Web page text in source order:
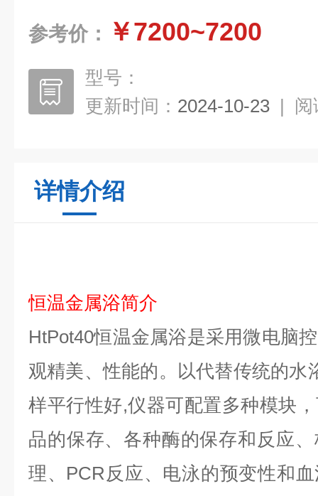
参考价： ￥7200~7200
型号：
更新时间： 2024-10-23 | 阅
详情介绍
恒温金属浴简介
HtPot40恒温金属浴是采用微电脑
观精美、性能的。以代替传统的水
样平行性好,仪器可配置多种模块
品的保存、各种酶的保存和反应
理、PCR反应、电泳的预变性和